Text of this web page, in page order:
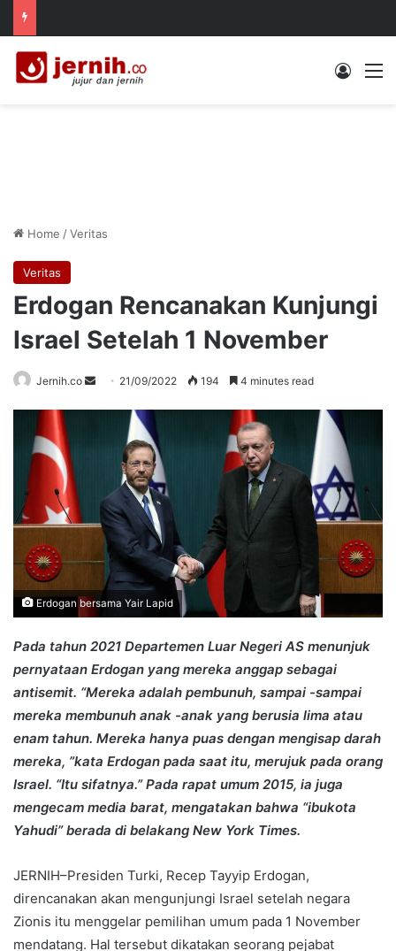
Log In
Home /Veritas
Veritas
Erdogan Rencanakan Kunjungi
Israel Setelah 1 November
Jernih.co
Send 21/09/2022 194 4 minutes read
Erdogan bersama Yair Lapid
Pada tahun 2021 Departemen Luar Negeri AS menunjuk
pernyataan Erdogan yang mereka anggap sebagai
antisemit. “Mereka adalah pembunuh, sampai -sampai
mereka membunuh anak -anak yang berusia lima atau
enam tahun. Mereka hanya puas dengan mengisap darah
mereka, ”kata Erdogan pada saat itu, merujuk pada orang
Israel. “Itu sifatnya.” Pada rapat umum 2015, ia juga
mengecam media barat, mengatakan bahwa “ibukota
Yahudi” berada di belakang New York Times.
JERNIH–Presiden Turki, Recep Tayyip Erdogan,
direncanakan akan mengunjungi Israel setelah negara
Zionis itu menggelar pemilihan umum pada 1 November
mendatang. Hal tersebut dikatakan seorang pejabat